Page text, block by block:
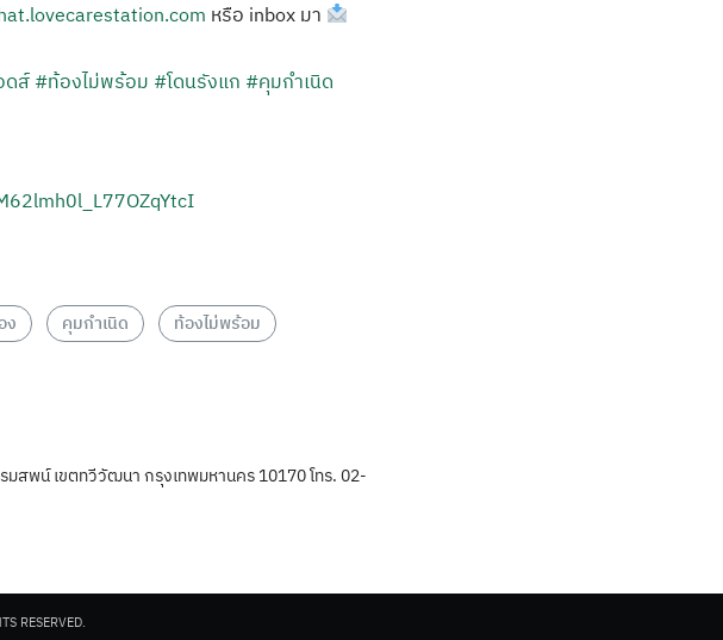
หรือ inbox มา
ดส์ #ท้องไม่พร้อม #โดนรังแก #คุมกำเนิด
ง คุมกำเนิด
ท้องไม่พร้อม
พน์ เขตทวีวัฒนา กรุงเทพมหานคร 10170 โทร. 02-
RESERVED.